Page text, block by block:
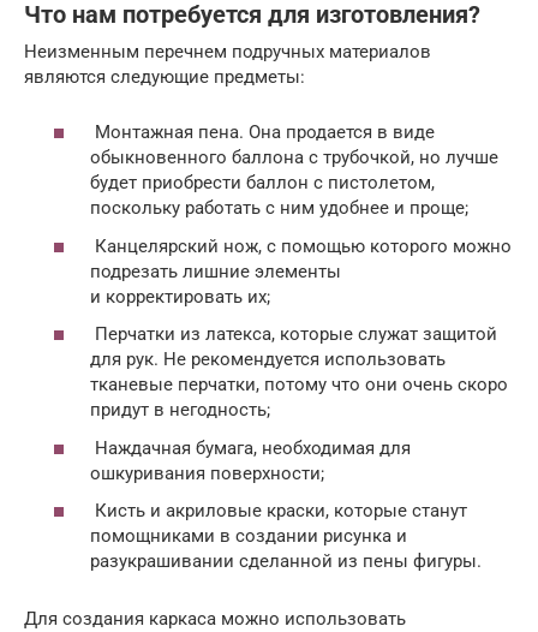
Что нам потребуется для изготовления?
Неизменным перечнем подручных материалов
являются следующие предметы:
Монтажная пена. Она продается в виде
обыкновенного баллона с трубочкой, но лучше
будет приобрести баллон с пистолетом,
поскольку работать с ним удобнее и проще;
Канцелярский нож, с помощью которого можно
подрезать лишние элементы
и корректировать их;
Перчатки из латекса, которые служат защитой
для рук. Не рекомендуется использовать
тканевые перчатки, потому что они очень скоро
придут в негодность;
Наждачная бумага, необходимая для
ошкуривания поверхности;
Кисть и акриловые краски, которые станут
помощниками в создании рисунка и
разукрашивании сделанной из пены фигуры.
Для создания каркаса можно использовать